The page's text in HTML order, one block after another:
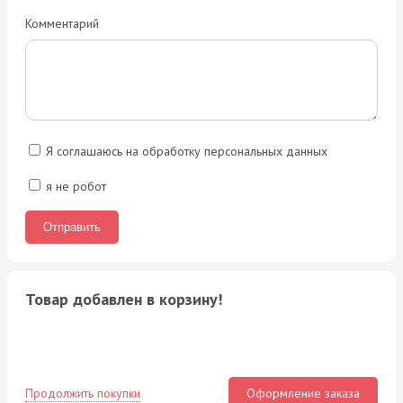
Комментарий
Я соглашаюсь на обработку персональных данных
я не робот
Товар добавлен в корзину!
Продолжить покупки Оформление заказа